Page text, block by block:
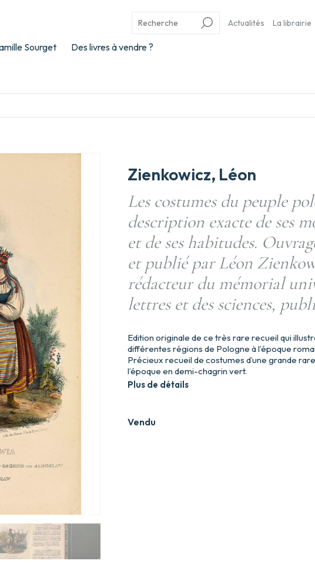
Sourget Des livres à vendre ?
Actualités La librairie
Zienkowicz, Léon
Les costumes du peuple
description exacte de ses
et de ses habitudes.
et publié par Léon
rédacteur du mémorial
lettres et des sciences,
Vendu
Edition originale de ce très rare recueil qui
différentes régions de Pologne à l’époque
Précieux recueil de costumes d’une grande
l’époque en demi-chagrin vert.
Plus de détails